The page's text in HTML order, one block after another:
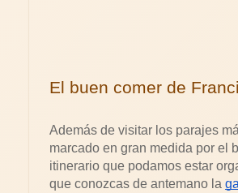
El buen comer de
Además de visitar los parajes
marcado en gran medida por el
itinerario que podamos estar
que conozcas de antemano la